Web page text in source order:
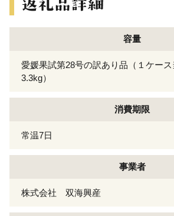
容量
愛媛果試第28号の訳あり品（１ケー
3.3kg）
消費期限
常温7日
事業者
株式会社 双海興産